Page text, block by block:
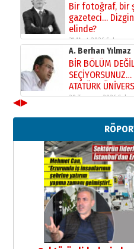
Bir fotoğraf, bir
gazeteci…
elinde?
31 Mart 2026 Salı
A. Berhan Yılmaz
BİR BÖLÜM
SEÇİYORSUNUZ…
ATATÜRK
28 Temmuz 2026 Salı
Ahmed
”Reisimiz” idi…
26 Mart 2026 Perşembe
Cem Bakırcı
Ardında
gönül adamı
13 Mayıs 2026
Esat BİNDESEN
Başkan
bir vizyon proje
◀▶